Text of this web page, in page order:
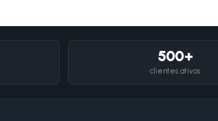
500+
clientes ativos